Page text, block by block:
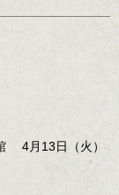
4月13日（火）